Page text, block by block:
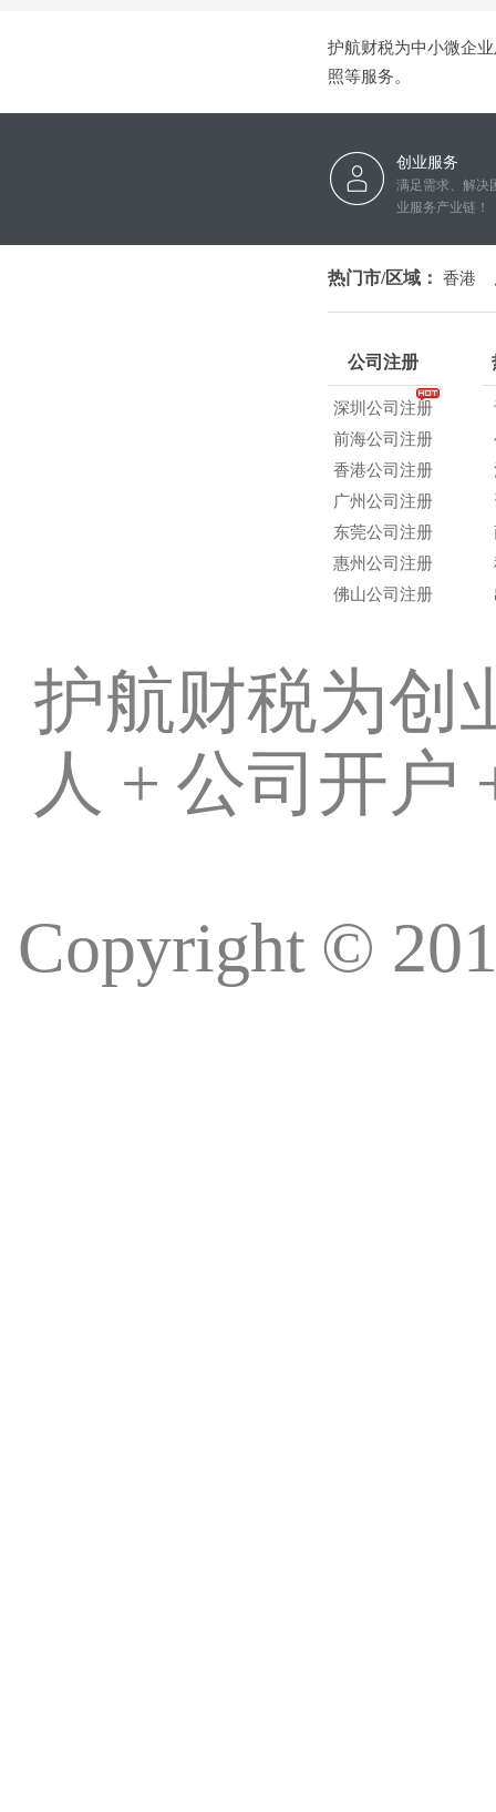
护航财税为中小微企
照等服务。
创业服务
满足需求、解决
业服务产业链！
热门市/区域： 香港
公司注册
深圳公司注册
前海公司注册
香港公司注册
广州公司注册
东莞公司注册
惠州公司注册
佛山公司注册
护航财税为创
人 + 公司开户
Copyright ©